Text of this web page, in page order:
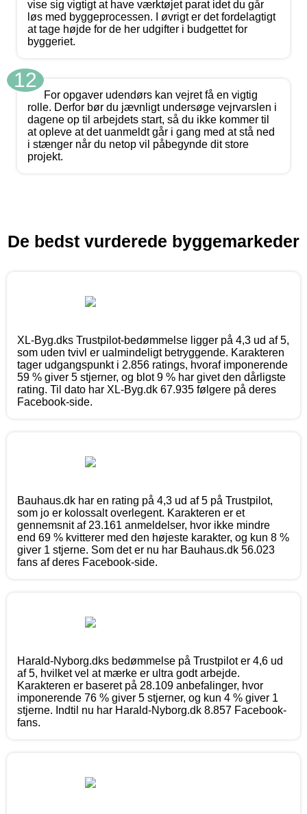
vise sig vigtigt at have værktøjet parat idet du går
løs med byggeprocessen. I øvrigt er det fordelagtigt
at tage højde for de her udgifter i budgettet for
byggeriet.
12
For opgaver udendørs kan vejret få en vigtig
rolle. Derfor bør du jævnligt undersøge vejrvarslen i
dagene op til arbejdets start, så du ikke kommer til
at opleve at det uanmeldt går i gang med at stå ned
i stænger når du netop vil påbegynde dit store
projekt.
De bedst vurderede byggemarkeder
XL-Byg.dks Trustpilot-bedømmelse ligger på 4,3 ud af 5,
som uden tvivl er ualmindeligt betryggende. Karakteren
tager udgangspunkt i 2.856 ratings, hvoraf imponerende
59 % giver 5 stjerner, og blot 9 % har givet den dårligste
rating. Til dato har XL-Byg.dk 67.935 følgere på deres
Facebook-side.
Bauhaus.dk har en rating på 4,3 ud af 5 på Trustpilot,
som jo er kolossalt overlegent. Karakteren er et
gennemsnit af 23.161 anmeldelser, hvor ikke mindre
end 69 % kvitterer med den højeste karakter, og kun 8 %
giver 1 stjerne. Som det er nu har Bauhaus.dk 56.023
fans af deres Facebook-side.
Harald-Nyborg.dks bedømmelse på Trustpilot er 4,6 ud
af 5, hvilket vel at mærke er ultra godt arbejde.
Karakteren er baseret på 28.109 anbefalinger, hvor
imponerende 76 % giver 5 stjerner, og kun 4 % giver 1
stjerne. Indtil nu har Harald-Nyborg.dk 8.857 Facebook-
fans.